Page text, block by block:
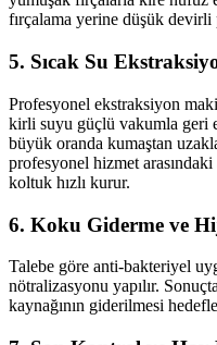
fırçalama yerine düşük devirli
5. Sıcak Su
Profesyonel ekstraksiyon
kirli suyu güçlü vakumla geri
büyük oranda kumaştan
profesyonel hizmet arasındaki
koltuk hızlı kurur.
6. Koku Giderme ve
Talebe göre anti-bakteriyel
nötralizasyonu yapılır.
kaynağının giderilmesi